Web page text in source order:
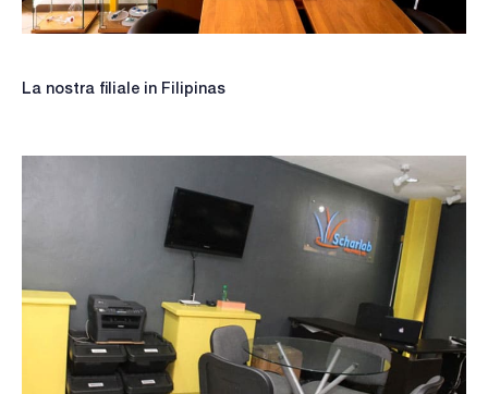
La nostra filiale in Filipinas